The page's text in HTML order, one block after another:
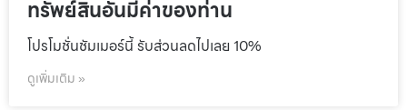
ทรัพย์สินอันมีค่าของท่าน
โปรโมชั่นชัมเมอร์นี้ รับส่วนลดไปเลย 10%
ดูเพิ่มเติม »